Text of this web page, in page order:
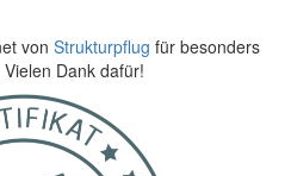
von Strukturpflug für besonders
Dank dafür!